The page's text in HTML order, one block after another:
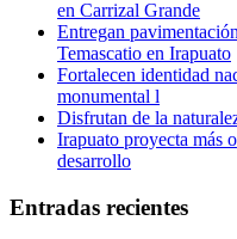
en Carrizal Grande
Entregan
Temascatio en Irapuato
Fortalecen identidad
monumental l
Disfrutan de la
Irapuato proyecta más
desarrollo
Entradas recientes